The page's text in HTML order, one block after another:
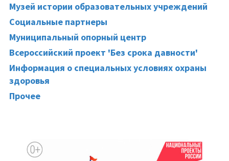
Музей истории образовательных учреждений
Социальные партнеры
Муниципальный опорный центр
Всероссийский проект 'Без срока давности'
Информация о специальных условиях охраны
здоровья
Прочее